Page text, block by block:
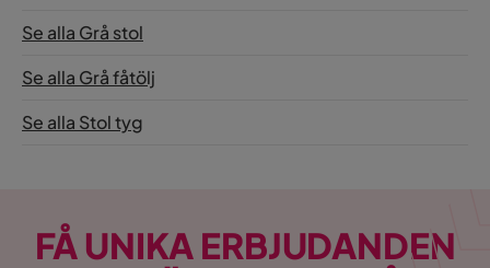
Se alla Grå stol
Se alla Grå fåtölj
Se alla Stol tyg
FÅ UNIKA ERBJUDANDEN